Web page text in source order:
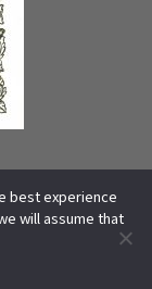
號
ALL RIGHTS
拿大總部,版權所有]
THE GOOGLE
best experience
will assume that